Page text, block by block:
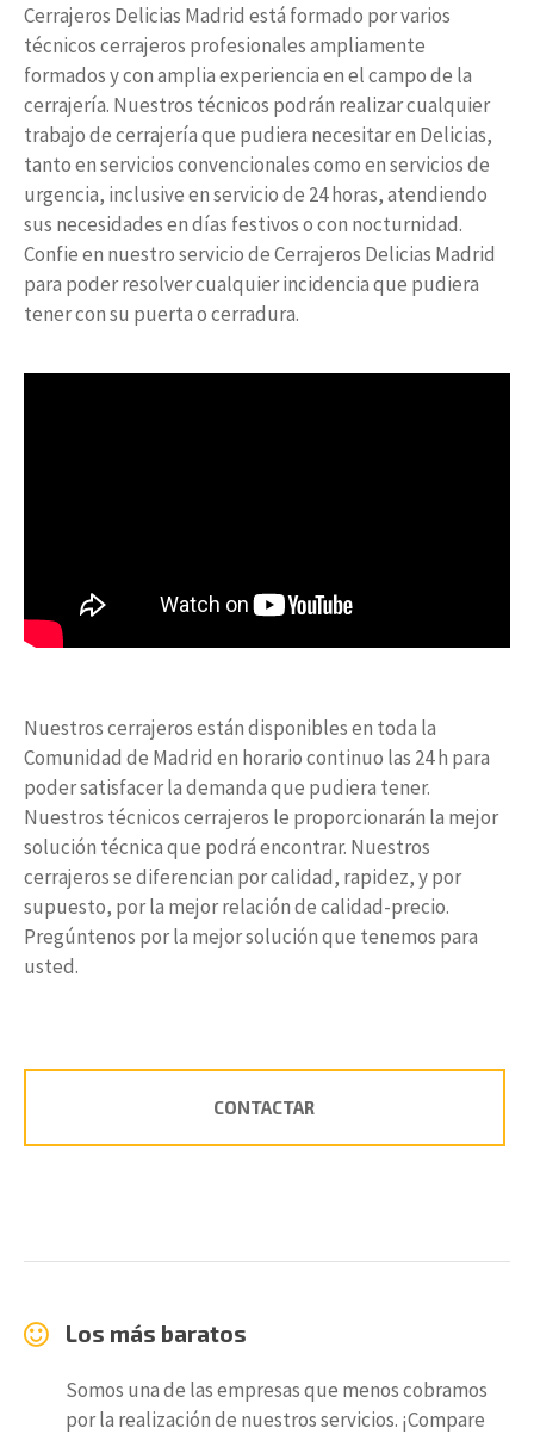
Cerrajeros Delicias Madrid está formado por varios
técnicos cerrajeros profesionales ampliamente
formados y con amplia experiencia en el campo de la
cerrajería. Nuestros técnicos podrán realizar cualquier
trabajo de cerrajería que pudiera necesitar en Delicias,
tanto en servicios convencionales como en servicios de
urgencia, inclusive en servicio de 24 horas, atendiendo
sus necesidades en días festivos o con nocturnidad.
Confie en nuestro servicio de Cerrajeros Delicias Madrid
para poder resolver cualquier incidencia que pudiera
tener con su puerta o cerradura.
Nuestros cerrajeros están disponibles en toda la
Comunidad de Madrid en horario continuo las 24 h para
poder satisfacer la demanda que pudiera tener.
Nuestros técnicos cerrajeros le proporcionarán la mejor
solución técnica que podrá encontrar. Nuestros
cerrajeros se diferencian por calidad, rapidez, y por
supuesto, por la mejor relación de calidad-precio.
Pregúntenos por la mejor solución que tenemos para
usted.
CONTACTAR
Los más baratos
Somos una de las empresas que menos cobramos
por la realización de nuestros servicios. ¡Compare